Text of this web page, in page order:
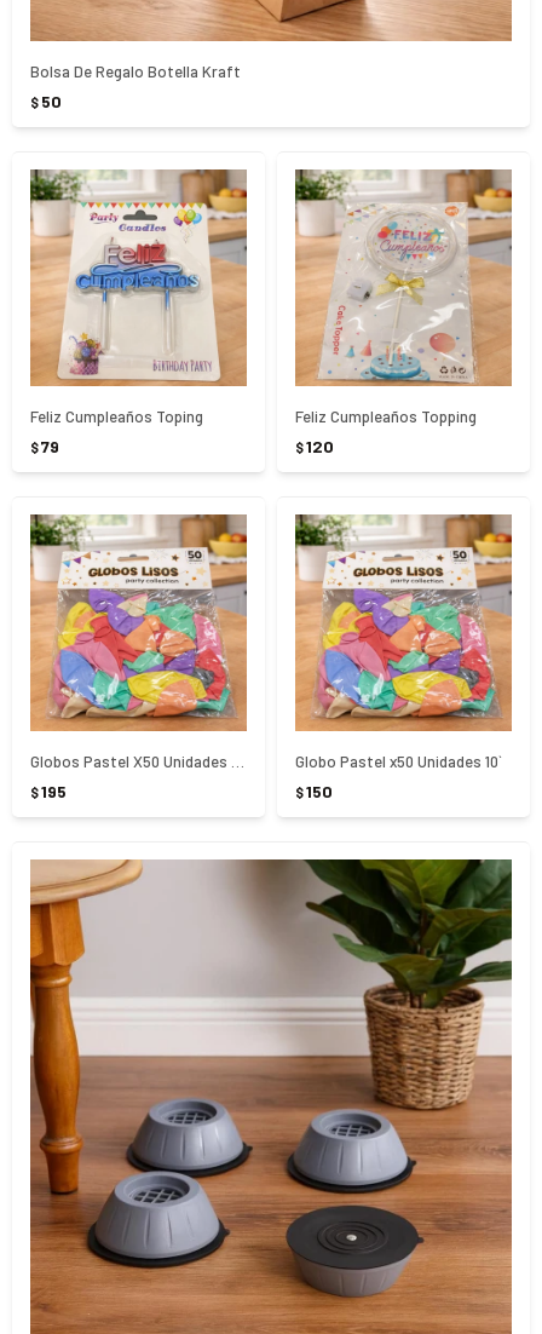
Bolsa De Regalo Botella Kraft
$ 50
Feliz Cumpleaños Toping
$79
Feliz Cumpleaños Topping
$120
$195
Globo Pastel x50 Unidades 10`
$150